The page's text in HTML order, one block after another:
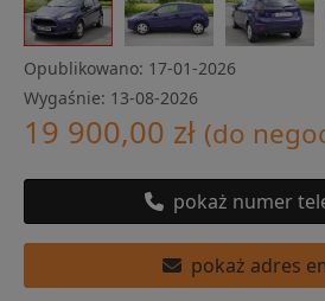
Opublikowano: 17-01-2026
Wygaśnie: 13-08-2026
19 900,00 zł (do
pokaż numer
pokaż adres